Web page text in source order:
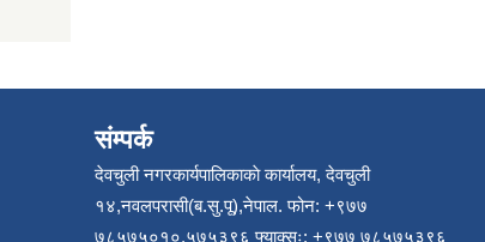
संम्पर्क
देवचुली नगरकार्यपालिकाकाे कार्यालय, देवचुली
१४,नवलपरासी(ब.सु.पू),नेपाल. फोन: +९७७
७८५७५०१०,५७५३९६ फ्याक्सः: +९७७ ७८५७५३९६